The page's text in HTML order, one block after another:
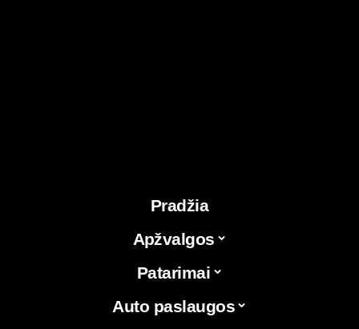
Pradžia
Apžvalgos
Patarimai
Auto paslaugos